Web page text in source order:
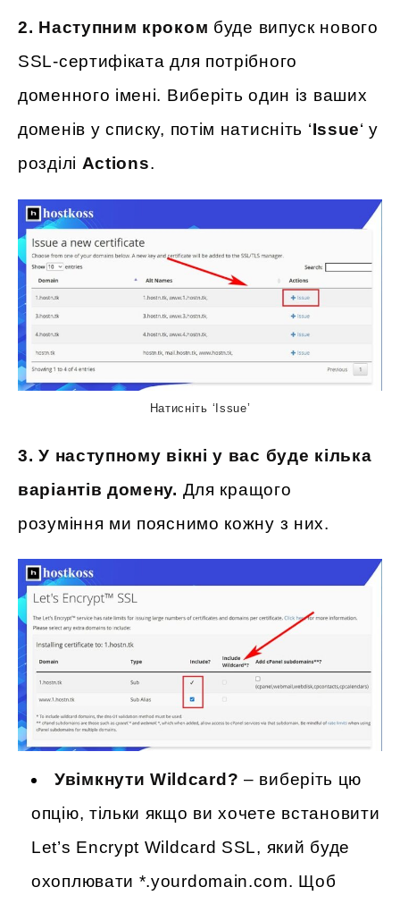
2. Наступним кроком буде випуск нового
SSL-сертифіката для потрібного
доменного імені. Виберіть один із ваших
доменів у списку, потім натисніть ‘Issue‘ у
розділі Actions.
Натисніть ‘Issue’
3. У наступному вікні у вас буде кілька
варіантів домену. Для кращого
розуміння ми пояснимо кожну з них.
Увімкнути Wildcard? – виберіть цю
опцію, тільки якщо ви хочете встановити
Let’s Encrypt Wildcard SSL, який буде
охоплювати *.yourdomain.com. Щоб